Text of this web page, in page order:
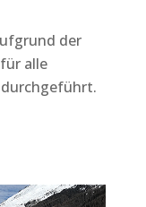
der
alle